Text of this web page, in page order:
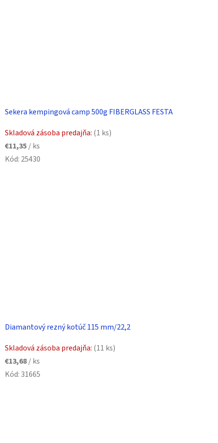
Sekera kempingová camp 500g FIBERGLASS FESTA
Skladová zásoba predajňa: (1 ks)
€11,35/ ks
Kód: 25430
Diamantový rezný kotúč 115 mm/22,2
Skladová zásoba predajňa: (11 ks)
€13,68/ ks
Kód: 31665